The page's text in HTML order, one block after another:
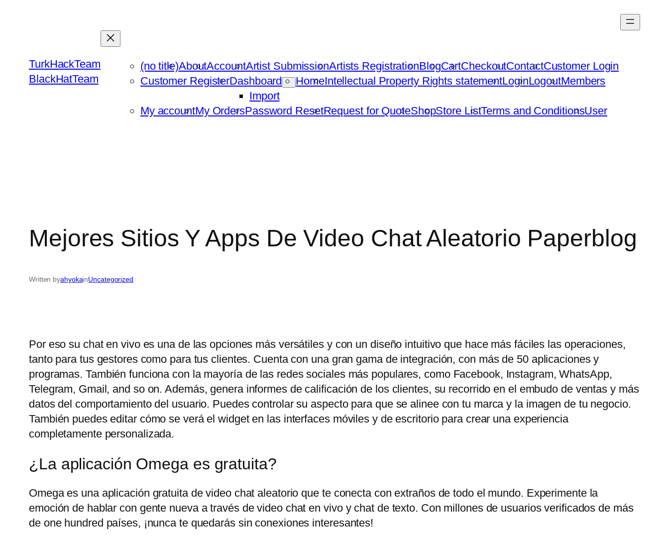
TurkHackTeam
BlackHatTeam
(no title)AboutAccountArtist SubmissionArtists RegistrationBlogCartCheckoutContactCustomer Login
Customer RegisterDashboard
Import
HomeIntellectual Property Rights statementLoginLogoutMembers
My accountMy OrdersPassword ResetRequest for QuoteShopStore ListTerms and ConditionsUser
Mejores Sitios Y Apps De Video Chat Aleatorio Paperblog
Written byahyokainUncategorized
Por eso su chat en vivo es una de las opciones más versátiles y con un diseño intuitivo que hace más fáciles las operaciones,
tanto para tus gestores como para tus clientes. Cuenta con una gran gama de integración, con más de 50 aplicaciones y
programas. También funciona con la mayoría de las redes sociales más populares, como Facebook, Instagram, WhatsApp,
Telegram, Gmail, and so on. Además, genera informes de calificación de los clientes, su recorrido en el embudo de ventas y más
datos del comportamiento del usuario. Puedes controlar su aspecto para que se alinee con tu marca y la imagen de tu negocio.
También puedes editar cómo se verá el widget en las interfaces móviles y de escritorio para crear una experiencia
completamente personalizada.
¿La aplicación Omega es gratuita?
Omega es una aplicación gratuita de video chat aleatorio que te conecta con extraños de todo el mundo. Experimente la
emoción de hablar con gente nueva a través de video chat en vivo y chat de texto. Con millones de usuarios verificados de más
de one hundred países, ¡nunca te quedarás sin conexiones interesantes!